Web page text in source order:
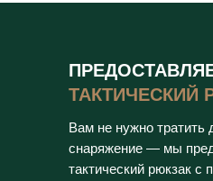
ТАКТИЧЕСКИЙ
Вам не нужно тратить
снаряжение — мы
тактический рюкзак